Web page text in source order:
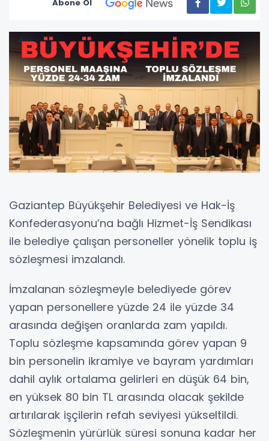
Abone Ol
Gaziantep Büyükşehir Belediyesi ve Hak-İş
Konfederasyonu’na bağlı Hizmet-İş Sendikası
ile belediye çalışan personeller yönelik toplu iş
sözleşmesi imzalandı.
İmzalanan sözleşmeyle belediyede görev
yapan personellere yüzde 24 ile yüzde 34
arasında değişen oranlarda zam yapıldı.
Toplu sözleşme kapsamında görev yapan 9
bin personelin ikramiye ve bayram yardımları
dahil aylık ortalama gelirleri en düşük 64 bin,
en yüksek 80 bin TL arasında olacak şekilde
artırılarak işçilerin refah seviyesi yükseltildi.
Sözleşmenin yürürlük süresi sonuna kadar her